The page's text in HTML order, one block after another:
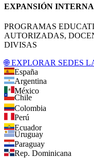
EXPANSIÓN
PROGRAMAS
AUTORIZADAS,
DIVISAS
🌐 EXPLORAR SEDES
España
Argentina
México
Chile
Colombia
Perú
Ecuador
Uruguay
Paraguay
Rep. Dominicana